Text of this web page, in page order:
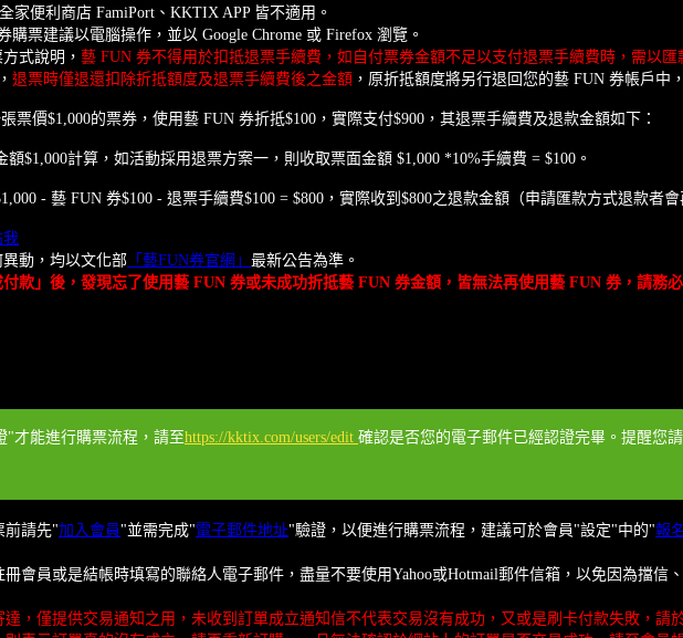
家便利商店 FamiPort、KKTIX APP 皆不適用。
票建議以電腦操作，並以 Google Chrome 或 Firefox 瀏覽。
式說明， 藝 FUN 券不得用於扣抵退票手續費，如自付票券金額不足以支付退票手續費時，需以
退票時僅退還扣除折抵額度及退票手續費後之金額 ，原折抵額度將另行退回您的藝 FUN 券帳戶中
票價$1,000的票券，使用藝 FUN 券折抵$100，實際支付$900，其退票手續費及退款金額如下：
額$1,000計算，如活動採用退票方案一，則收取票面金額 $1,000 *10%手續費 = $100。
- 藝 FUN 券$100 - 退票手續費$100 = $800，實際收到$800之退款金額（申請匯款方式退款者
我
異動，均以文化部 「藝FUN券官網」 最新公告為準。
款」後，發現忘了使用藝 FUN 券或未成功折抵藝 FUN 券金額，皆無法再使用藝 FUN 券，請務
才能進行購票流程，請至https://kktix.com/users/edit 確認是否您的電子郵件已經認證完畢。提醒您
前請先"加入會員 "並需完成"電子郵件地址"驗證，以便進行購票流程，建議可於會員"設定"中的"報
會員或是結帳時填寫的聯絡人電子郵件，盡量不要使用Yahoo或Hotmail郵件信箱，以免因為擋信
，僅提供交易通知之用，未收到訂單成立通知信不代表交易沒有成功，又或是刷卡付款失敗，請